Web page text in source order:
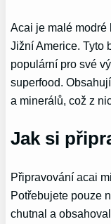
Acai je malé modré
Jižní Americe. Tyto
populární pro své
superfood.
a minerálů, což z
Jak si
Připravování acai
Potřebujete pouze
chutnal a